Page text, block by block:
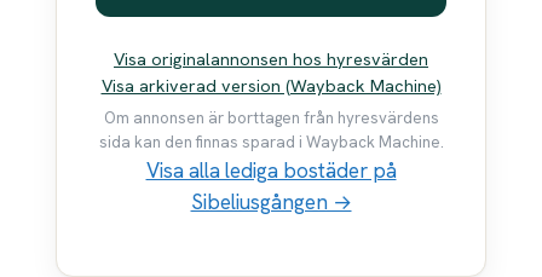
Visa originalannonsen hos hyresvärden
Visa arkiverad version (Wayback Machine)
Om annonsen är borttagen från hyresvärdens
sida kan den finnas sparad i Wayback Machine.
Visa alla lediga bostäder på
Sibeliusgången →